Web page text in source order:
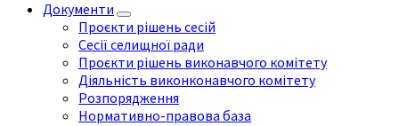
Документи
Проєкти рішень сесій
Сесії селищної ради
Проєкти рішень виконавчого комітету
Діяльність виконконавчого комітету
Розпорядження
Нормативно-правова база